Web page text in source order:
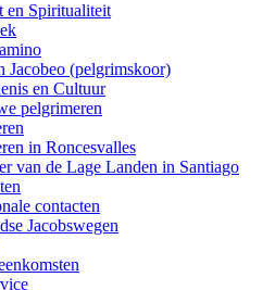
en Spiritualiteit
Jacobeo (pelgrimskoor)
en Cultuur
pelgrimeren
in Roncesvalles
van de Lage Landen in Santiago
contacten
Jacobswegen